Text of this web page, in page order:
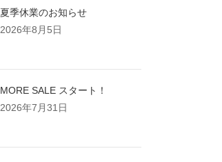
夏季休業のお知らせ
2026年8月5日
MORE SALE スタート！
2026年7月31日